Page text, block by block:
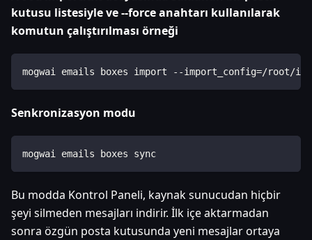
kutusu listesiyle ve --force anahtarı kullanılarak
komutun çalıştırılması örneği
mogwai emails boxes import --import_config=/root/
Senkronizasyon modu
mogwai emails boxes sync
Bu modda Kontrol Paneli, kaynak sunucudan hiçbir
şeyi silmeden mesajları indirir. İlk içe aktarmadan
sonra özgün posta kutusunda yeni mesajlar ortaya